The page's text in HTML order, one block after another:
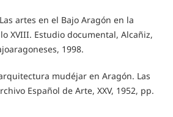
artes en el Bajo Aragón en la
XVIII. Estudio documental, Alcañiz,
1998.
mudéjar en Aragón. Las
Español de Arte, XXV, 1952, pp.